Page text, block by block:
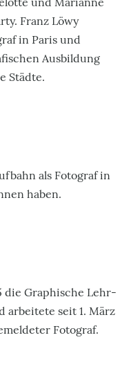
Franz Löwy
in Paris und
Ausbildung
Städte.
als Fotograf in
haben.
die Graphische Lehr-
arbeitete seit 1. März
Fotograf.